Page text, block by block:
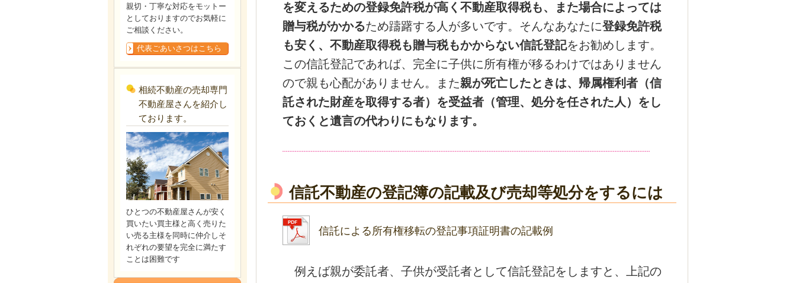
を変えるための登録免許税が高く不動産取得税も、また場合によっては
贈与税がかかるため躊躇する人が多いです。そんなあなたに登録免許税
も安く、不動産取得税も贈与税もかからない信託登記をお勧めします。
この信託登記であれば、完全に子供に所有権が移るわけではありません
ので親も心配がありません。また親が死亡したときは、帰属権利者（信
託された財産を取得する者）を受益者（管理、処分を任された人）をし
ておくと遺言の代わりにもなります。
信託不動産の登記簿の記載及び売却等処分をするには
信託による所有権移転の登記事項証明書の記載例
例えば親が委託者、子供が受託者として信託登記をしますと、上記の
親切・丁寧な対応をモットー
としておりますのでお気軽に
ご相談ください。
代表ごあいさつはこちら
相続不動産の売却専門
不動産屋さんを紹介し
ております。
ひとつの不動産屋さんが安く
買いたい買主様と高く売りた
い売る主様を同時に仲介しそ
れぞれの要望を完全に満たす
ことは困難です